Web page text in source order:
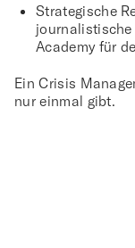
Strategische
Academy für
Ein Crisis
nur einmal gibt.